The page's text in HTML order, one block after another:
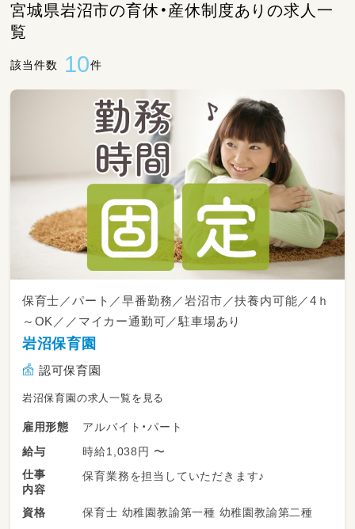
宮城県岩沼市の育休・産休制度ありの求人一
覧
該当件数 10件
保育士／パート／早番勤務／岩沼市／扶養内可能／4ｈ
～OK／／マイカー通勤可／駐車場あり
岩沼保育園
認可保育園
岩沼保育園の求人一覧を見る
雇用形態
アルバイト・パート
給与
時給1,038円 〜
仕事
内容
保育業務を担当していただきます♪
資格
保育士 幼稚園教諭第一種 幼稚園教諭第二種